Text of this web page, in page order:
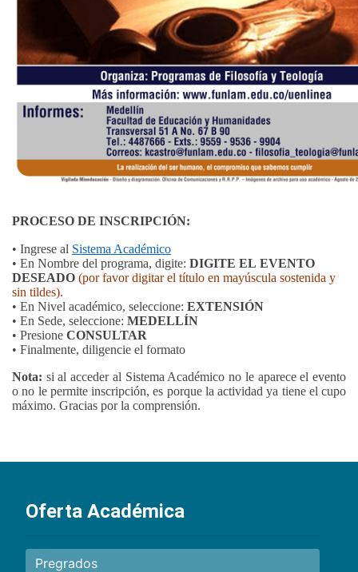
PROCESO DE INSCRIPCIÓN:
• Ingrese al Sistema Académico
• En Nombre del programa, digite: DIGITE EL EVENTO
DESEADO (por favor digitar el título en mayúscula sostenida y
sin tildes).
• En Nivel académico, seleccione: EXTENSIÓN
• En Sede, seleccione: MEDELLÍN
• Presione CONSULTAR
• Finalmente, diligencie el formato
Nota: si al acceder al Sistema Académico no le aparece el evento
o no le permite inscripción, es porque la actividad ya tiene el cupo
máximo. Gracias por la comprensión.
Oferta Académica
Pregrados